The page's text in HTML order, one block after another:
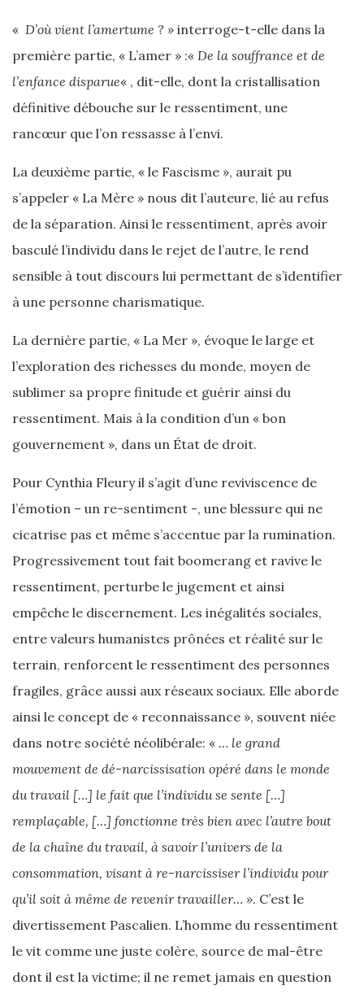
« D’où vient l’amertume ? » interroge-t-elle dans la
première partie, « L’amer » :« De la souffrance et de
l’enfance disparue« , dit-elle, dont la cristallisation
définitive débouche sur le ressentiment, une
rancœur que l’on ressasse à l’envi.
La deuxième partie, « le Fascisme », aurait pu
s’appeler « La Mère » nous dit l’auteure, lié au refus
de la séparation. Ainsi le ressentiment, après avoir
basculé l’individu dans le rejet de l’autre, le rend
sensible à tout discours lui permettant de s’identifier
à une personne charismatique.
La dernière partie, « La Mer », évoque le large et
l’exploration des richesses du monde, moyen de
sublimer sa propre finitude et guérir ainsi du
ressentiment. Mais à la condition d’un « bon
gouvernement », dans un État de droit.
Pour Cynthia Fleury il s’agit d’une reviviscence de
l’émotion – un re-sentiment -, une blessure qui ne
cicatrise pas et même s’accentue par la rumination.
Progressivement tout fait boomerang et ravive le
ressentiment, perturbe le jugement et ainsi
empêche le discernement. Les inégalités sociales,
entre valeurs humanistes prônées et réalité sur le
terrain, renforcent le ressentiment des personnes
fragiles, grâce aussi aux réseaux sociaux. Elle aborde
ainsi le concept de « reconnaissance », souvent niée
dans notre société néolibérale: « … le grand
mouvement de dé-narcissisation opéré dans le monde
du travail […] le fait que l’individu se sente […]
remplaçable, […] fonctionne très bien avec l’autre bout
de la chaîne du travail, à savoir l’univers de la
consommation, visant à re-narcissiser l’individu pour
qu’il soit à même de revenir travailler… ». C’est le
divertissement Pascalien. L’homme du ressentiment
le vit comme une juste colère, source de mal-être
dont il est la victime; il ne remet jamais en question